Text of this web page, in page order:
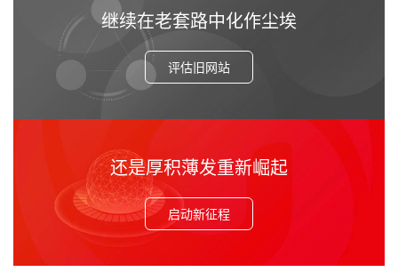
继续在老套路中化作尘埃
评估旧网站
还是厚积薄发重新崛起
启动新征程